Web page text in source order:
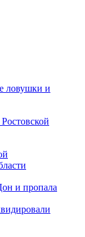
ловушки и
и пропала